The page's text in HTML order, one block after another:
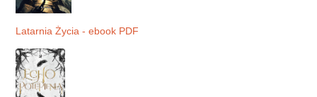
Latarnia Życia - ebook PDF